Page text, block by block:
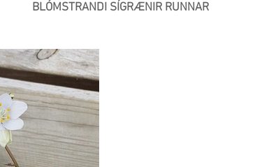
BLÓMSTRANDI SÍGRÆNIR RUNNAR